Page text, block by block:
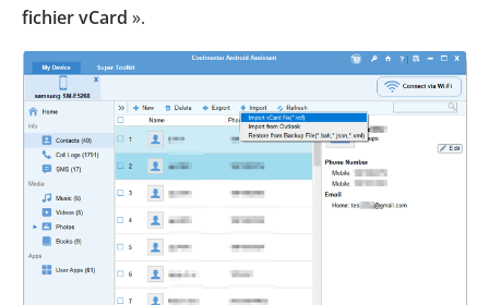
fichier vCard ».